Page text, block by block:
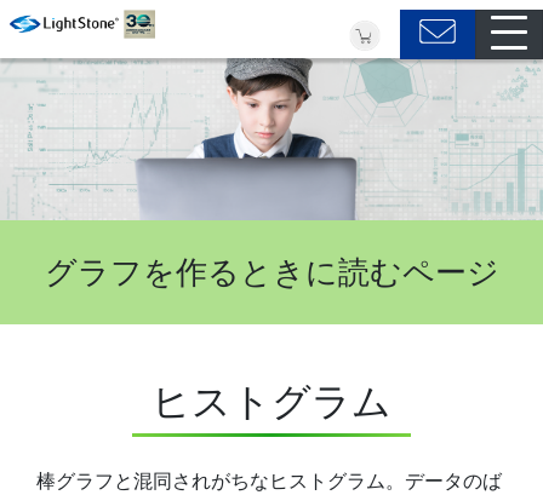
グラフを作るときに読むページ
ヒストグラム
棒グラフと混同されがちなヒストグラム。データのば